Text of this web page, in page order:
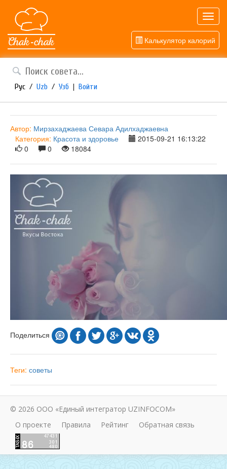
Калькулятор калорий
Рус / Uzb / Узб | Войти
Автор: Мирзахаджаева Севара Адилхаджаевна
Категория: Красота и здоровье
2015-09-21 16:13:22
0
0 18084
Поделиться
Теги: советы
© 2026 ООО «Единый интегратор UZINFOCOM»
О проекте
Правила Рейтинг Обратная связь